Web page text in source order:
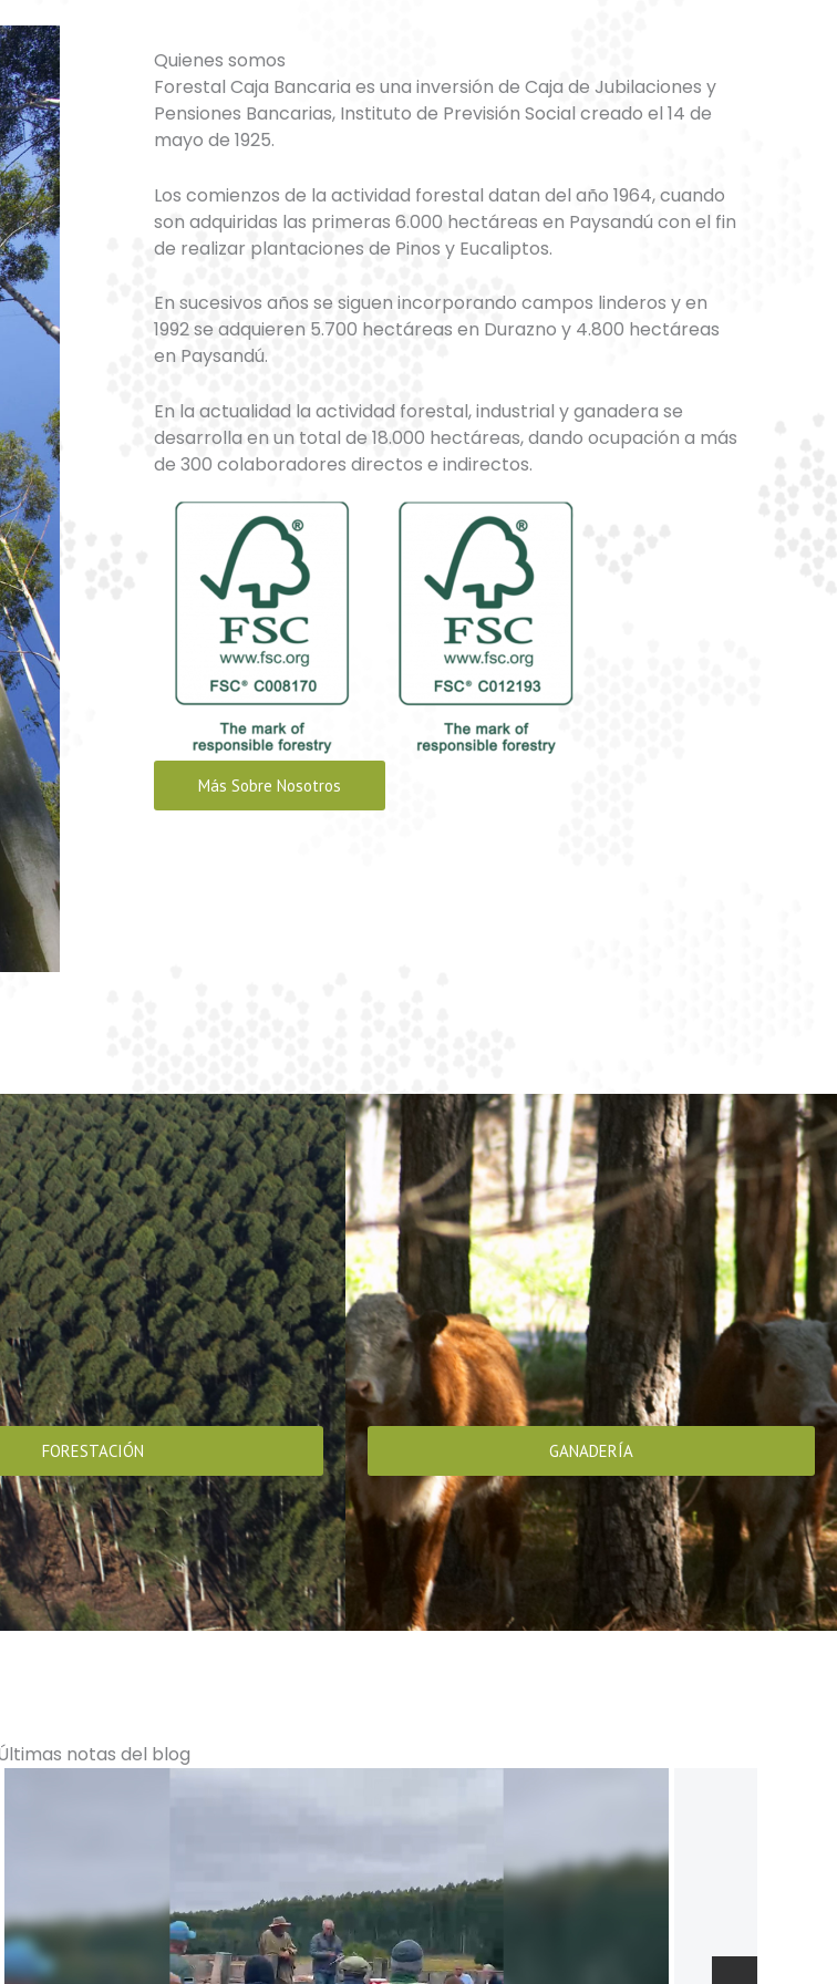
Quienes somos
Forestal Caja Bancaria es una inversión de Caja de Jubilaciones y
Pensiones Bancarias, Instituto de Previsión Social creado el 14 de
mayo de 1925.
Los comienzos de la actividad forestal datan del año 1964, cuando
son adquiridas las primeras 6.000 hectáreas en Paysandú con el fin
de realizar plantaciones de Pinos y Eucaliptos.
En sucesivos años se siguen incorporando campos linderos y en
1992 se adquieren 5.700 hectáreas en Durazno y 4.800 hectáreas
en Paysandú.
En la actualidad la actividad forestal, industrial y ganadera se
desarrolla en un total de 18.000 hectáreas, dando ocupación a más
de 300 colaboradores directos e indirectos.
Más Sobre Nosotros
FORESTACIÓN GANADERÍA
notas del blog
Día Mundial de la